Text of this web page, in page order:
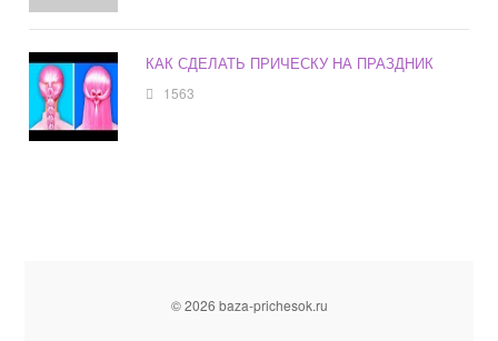
КАК СДЕЛАТЬ ПРИЧЕСКУ НА ПРАЗДНИК
1563
© 2026 baza-prichesok.ru